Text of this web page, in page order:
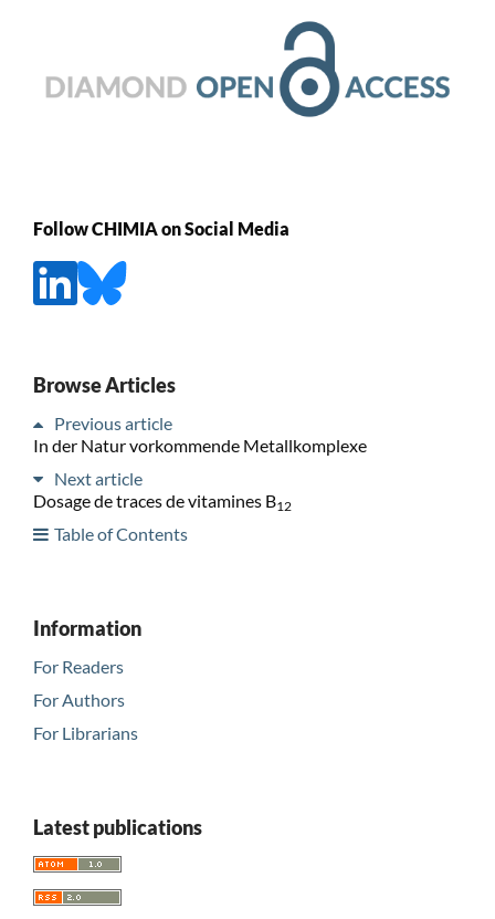
Follow CHIMIA on Social Media
Browse Articles
Previous article
In der Natur vorkommende Metallkomplexe
Next article
Dosage de traces de vitamines B12
Table of Contents
Information
For Readers
For Authors
For Librarians
Latest publications